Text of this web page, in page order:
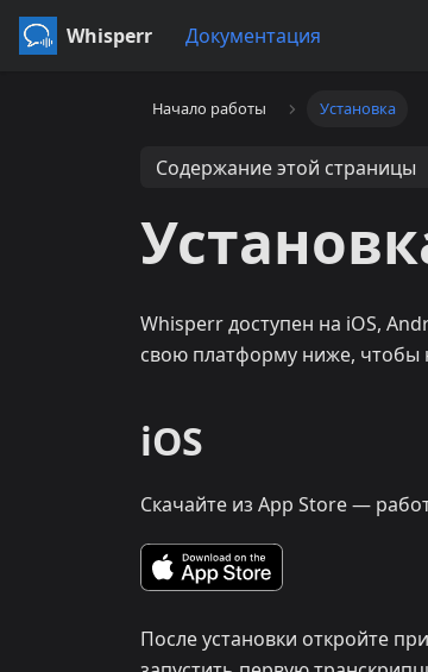
Whisperr Документация
Начало работы Установка
Содержание этой страницы
Whisperr доступен на iOS,
свою платформу ниже, чтобы
iOS
Скачайте из App Store —
После установки откройте